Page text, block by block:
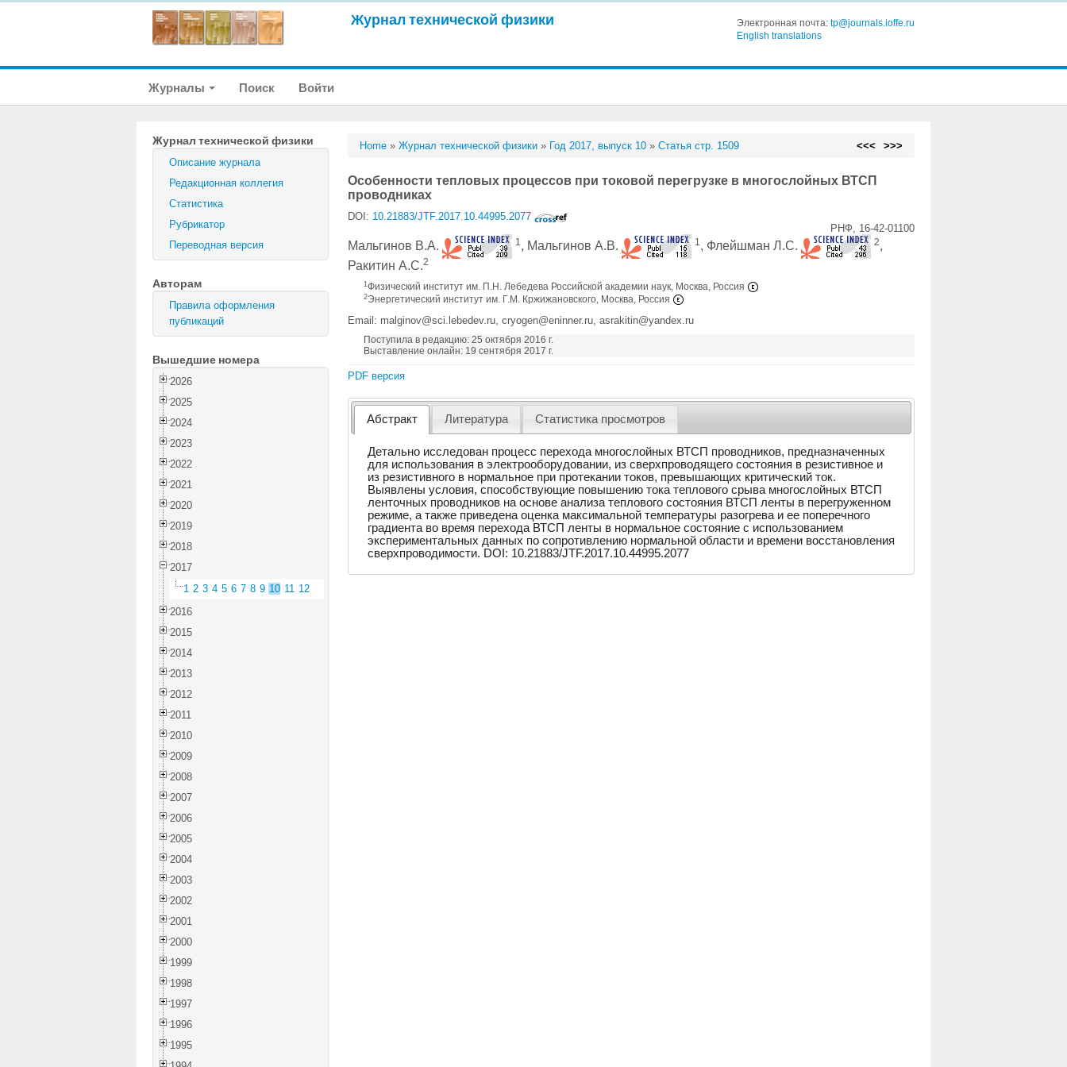
Журнал технической физики Электронная почта: tp@journals.ioffe.ru
English translations
Журналы Поиск Войти
Журнал технической физики
Описание журнала
Редакционная коллегия
Статистика
Рубрикатор
Переводная версия
Авторам
Правила оформления
публикаций
Вышедшие номера
2026
2025
2024
2023
2022
2021
2020
2019
2018
2017
1 2 3 4 5 6 7 8 9 10 11 12
2016
2015
2014
2013
2012
2011
2010
2009
2008
2007
2006
2005
2004
2003
2002
2001
2000
1999
1998
1997
1996
1995
Home »Журнал технической физики » Год 2017, выпуск 10 »Статья стр. 1509 <<< >>>
Особенности тепловых процессов при токовой перегрузке в многослойных ВТСП
проводниках
DOI: 10.21883/JTF.2017.10.44995.2077
РНФ, 16-42-01100
Мальгинов В.А. 1 , Мальгинов А.В. 1 , Флейшман Л.С. 2,
Ракитин А.С.2
1Физический институт им. П.Н. Лебедева Российской академии наук, Москва, Россия
2Энергетический институт им. Г.М. Кржижановского, Москва, Россия
Email: malginov@sci.lebedev.ru, cryogen@eninner.ru, asrakitin@yandex.ru
Поступила в редакцию: 25 октября 2016 г.
Выставление онлайн: 19 сентября 2017 г.
PDF версия
Абстракт Литература Статистика просмотров
Детально исследован процесс перехода многослойных ВТСП проводников, предназначенных
для использования в электрооборудовании, из сверхпроводящего состояния в резистивное и
из резистивного в нормальное при протекании токов, превышающих критический ток.
Выявлены условия, способствующие повышению тока теплового срыва многослойных ВТСП
ленточных проводников на основе анализа теплового состояния ВТСП ленты в перегруженном
режиме, а также приведена оценка максимальной температуры разогрева и ее поперечного
градиента во время перехода ВТСП ленты в нормальное состояние с использованием
экспериментальных данных по сопротивлению нормальной области и времени восстановления
сверхпроводимости. DOI: 10.21883/JTF.2017.10.44995.2077